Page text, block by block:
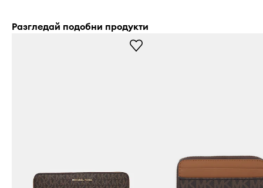
Разгледай подобни продукти